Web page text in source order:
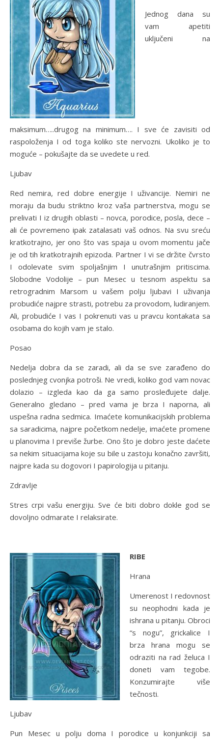
Jednog dana su
vam apetiti
uključeni na
maksimum…..drugog na minimum…. I sve će zavisiti od
raspoloženja I od toga koliko ste nervozni. Ukoliko je to
moguće – pokušajte da se uvedete u red.
Ljubav
Red nemira, red dobre energije I uživancije. Nemiri ne
moraju da budu striktno kroz vaša partnerstva, mogu se
prelivati I iz drugih oblasti – novca, porodice, posla, dece –
ali će povremeno ipak zatalasati vaš odnos. Na svu sreću
kratkotrajno, jer ono što vas spaja u ovom momentu jače
je od tih kratkotrajnih epizoda. Partner I vi se držite čvrsto
I odolevate svim spoljašnjim I unutrašnjim pritiscima.
Slobodne Vodolije – pun Mesec u tesnom aspektu sa
retrogradnim Marsom u vašem polju ljubavi I uživanja
probudiće najpre strasti, potrebu za provodom, ludiranjem.
Ali, probudiće I vas I pokrenuti vas u pravcu kontakata sa
osobama do kojih vam je stalo.
Posao
Nedelja dobra da se zaradi, ali da se sve zarađeno do
poslednjeg cvonjka potroši. Ne vredi, koliko god vam novac
dolazio – izgleda kao da ga samo prosleđujete dalje.
Generalno gledano – pred vama je brza I naporna, ali
uspešna radna sedmica. Imaćete komunikacijskih problema
sa saradicima, najpre početkom nedelje, imaćete promene
u planovima I previše žurbe. Ono što je dobro jeste daćete
sa nekim situacijama koje su bile u zastoju konačno završiti,
najpre kada su dogovori I papirologija u pitanju.
Zdravlje
Stres crpi vašu energiju. Sve će biti dobro dokle god se
dovoljno odmarate I relaksirate.
RIBE
Hrana
Umerenost I redovnost
su neophodni kada je
ishrana u pitanju. Obroci
“s nogu”, grickalice I
brza hrana mogu se
odraziti na rad želuca I
doneti vam tegobe.
Konzumirajte više
tečnosti.
Ljubav
Pun Mesec u polju doma I porodice u konjunkciji sa